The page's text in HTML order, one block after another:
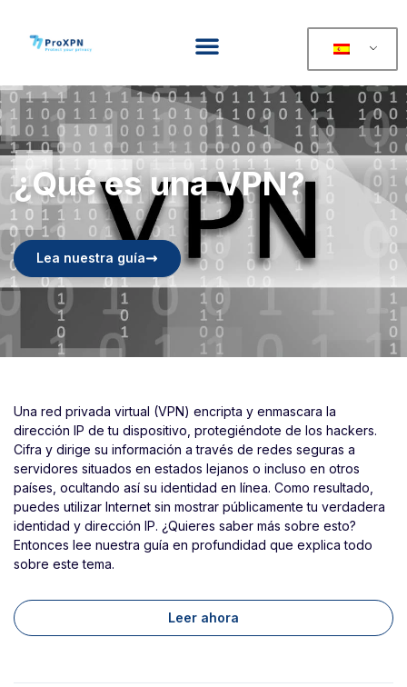
¿Qué es una VPN?
Lea nuestra guía
Una red privada virtual (VPN) encripta y enmascara la
dirección IP de tu dispositivo, protegiéndote de los hackers.
Cifra y dirige su información a través de redes seguras a
servidores situados en estados lejanos o incluso en otros
países, ocultando así su identidad en línea. Como resultado,
puedes utilizar Internet sin mostrar públicamente tu verdadera
identidad y dirección IP. ¿Quieres saber más sobre esto?
Entonces lee nuestra guía en profundidad que explica todo
sobre este tema.
Leer ahora